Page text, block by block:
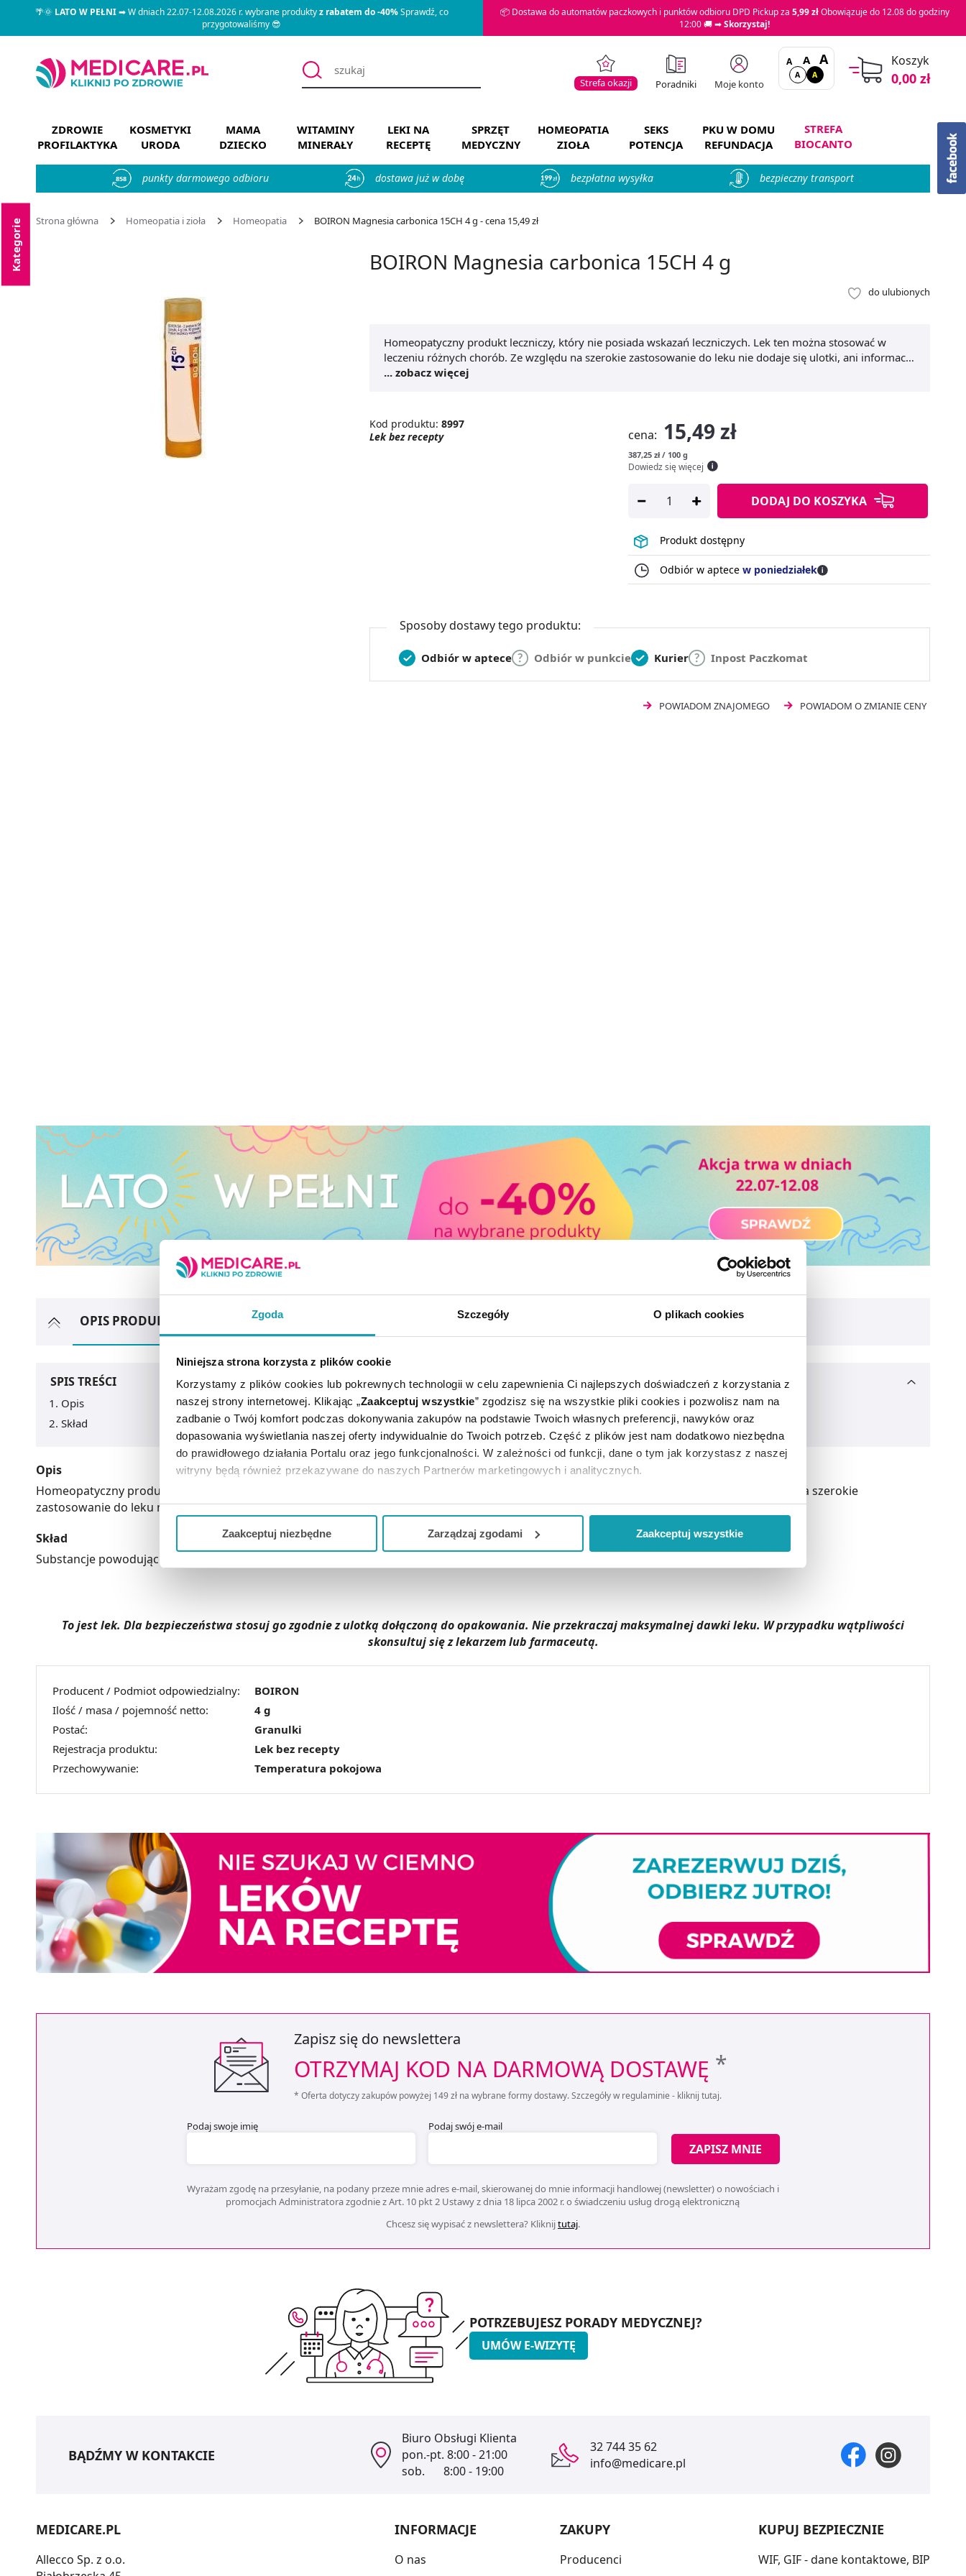
Zgoda Szczegóły O plikach cookies
Niniejsza strona korzysta z plików cookie
Korzystamy z plików cookies lub pokrewnych technologii w celu zapewnienia Ci najlepszych doświadczeń z korzystania z
naszej strony internetowej. Klikając „Zaakceptuj wszystkie” zgodzisz się na wszystkie pliki cookies i pozwolisz nam na
zadbanie o Twój komfort podczas dokonywania zakupów na podstawie Twoich własnych preferencji, nawyków oraz
dopasowania wyświetlania naszej oferty indywidualnie do Twoich potrzeb. Część z plików jest nam dodatkowo niezbędna
do prawidłowego działania Portalu oraz jego funkcjonalności. W zależności od funkcji, dane o tym jak korzystasz z naszej
witryny będą również przekazywane do naszych Partnerów marketingowych i analitycznych.
Jeżeli chcesz dostosować swoją zgodę i wybrać tylko niektóre dodatkowe funkcje, z którymi wiąże się zbieranie danych o
Zaakceptuj niezbędne Zarządzaj zgodami Zaakceptuj wszystkie
🌴🌞LATO W PEŁNI➡ W dniach 22.07-12.08.2026 r. wybrane produktyz rabatem do -40%Sprawdź, co
przygotowaliśmy 😎
📦 Dostawa do automatów paczkowych i punktów odbioru DPD Pickup za 5,99 złObowiązuje do 12.08 do godziny
12:00 🚚 ➡Skorzystaj!
Strefa okazji Poradniki Moje konto
A A A
A A
Koszyk
0,00 zł
ZDROWIE
PROFILAKTYKA
KOSMETYKI
URODA
MAMA
DZIECKO
WITAMINY
MINERAŁY
LEKI NA
RECEPTĘ
SPRZĘT
MEDYCZNY
HOMEOPATIA
ZIOŁA
SEKS
POTENCJA
PKU W DOMU
REFUNDACJA
STREFA
BIOCANTO
858 punkty darmowego odbioru dostawa już w dobę bezpłatna wysyłka bezpieczny transport
Strona główna Homeopatia i zioła Homeopatia BOIRON Magnesia carbonica 15CH 4 g - cena 15,49 zł
Kategorie BOIRON Magnesia carbonica 15CH 4 g
do ulubionych
Homeopatyczny produkt leczniczy, który nie posiada wskazań leczniczych. Lek ten można stosować w
leczeniu różnych chorób. Ze względu na szerokie zastosowanie do leku nie dodaje się ulotki, ani informacji
związanych ze sposobem dawkowania.
... zobacz więcej
Kod produktu: 8997
Lek bez recepty
cena: 15,49 zł
387,25 zł / 100 g
Dowiedz się więcej
DODAJ DO KOSZYKA
Produkt dostępny
Odbiór w aptece w poniedziałek
Sposoby dostawy tego produktu:
Odbiór w aptece Odbiór w punkcie Kurier Inpost Paczkomat
POWIADOM ZNAJOMEGO POWIADOM O ZMIANIE CENY
OPIS PRODUKTU ARTYKUŁY
SPIS TREŚCI
Opis
Skład
Opis
Homeopatyczny produkt leczniczy, który nie posiada wskazań leczniczych. Lek ten można stosować w leczeniu różnych chorób. Ze względu na szerokie
zastosowanie do leku nie dodaje się ulotki, ani informacji związanych ze sposobem dawkowania.
Skład
Substancje powodujące alergie lub reakcje nietolerancji: laktoza i sacharoza.
To jest lek. Dla bezpieczeństwa stosuj go zgodnie z ulotką dołączoną do opakowania. Nie przekraczaj maksymalnej dawki leku. W przypadku wątpliwości
skonsultuj się z lekarzem lub farmaceutą.
Producent / Podmiot odpowiedzialny:
BOIRON
Ilość / masa / pojemność netto:
4 g
Postać:
Granulki
Rejestracja produktu:
Lek bez recepty
Przechowywanie:
Temperatura pokojowa
Zapisz się do newslettera
OTRZYMAJ KOD NA DARMOWĄ DOSTAWĘ *
* Oferta dotyczy zakupów powyżej 149 zł na wybrane formy dostawy. Szczegóły w regulaminie - kliknij tutaj.
Podaj swoje imię Podaj swój e-mail
ZAPISZ MNIE
Wyrażam zgodę na przesyłanie, na podany przeze mnie adres e-mail, skierowanej do mnie informacji handlowej (newsletter) o nowościach i
promocjach Administratora zgodnie z Art. 10 pkt 2 Ustawy z dnia 18 lipca 2002 r. o świadczeniu usług drogą elektroniczną
Chcesz się wypisać z newslettera? Kliknijtutaj.
POTRZEBUJESZ PORADY MEDYCZNEJ?
UMÓW E-WIZYTĘ
BĄDŹMY W KONTAKCIE
Biuro Obsługi Klienta
pon.-pt. 8:00 - 21:00
sob.
8:00 - 19:00
32 744 35 62
info@medicare.pl
MEDICARE.PL
Allecco Sp. z o.o.
INFORMACJE
O nas
ZAKUPY
Producenci
KUPUJ BEZPIECZNIE
WIF, GIF - dane kontaktowe, BIP